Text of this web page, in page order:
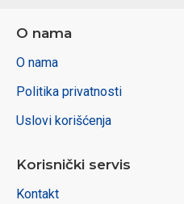
O nama
O nama
Politika privatnosti
Uslovi korišćenja
Korisnički servis
Kontakt